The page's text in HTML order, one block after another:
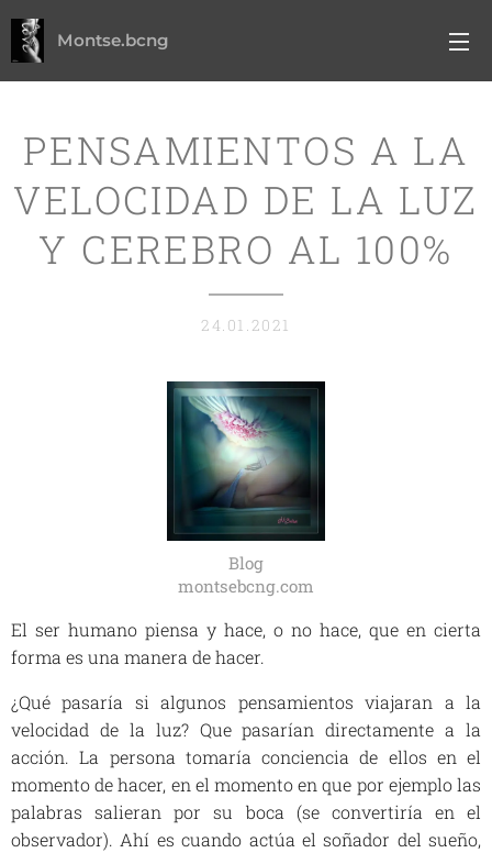
Montse.bcng
PENSAMIENTOS A LA
VELOCIDAD DE LA LUZ
Y CEREBRO AL 100%
24.01.2021
Blog
montsebcng.com
El ser humano piensa y hace, o no hace, que en cierta
forma es una manera de hacer.
¿Qué pasaría si algunos pensamientos viajaran a la
velocidad de la luz? Que pasarían directamente a la
acción. La persona tomaría conciencia de ellos en el
momento de hacer, en el momento en que por ejemplo las
palabras salieran por su boca (se convertiría en el
observador). Ahí es cuando actúa el soñador del sueño,